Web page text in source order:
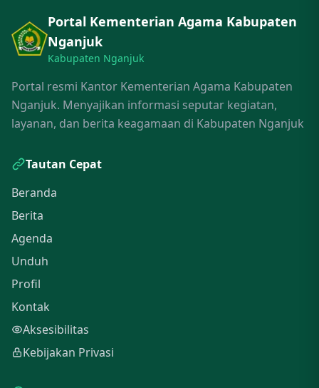
Portal Kementerian Agama Kabupaten
Nganjuk
Kabupaten Nganjuk
Portal resmi Kantor Kementerian Agama Kabupaten
Nganjuk. Menyajikan informasi seputar kegiatan,
layanan, dan berita keagamaan di Kabupaten Nganjuk
Tautan Cepat
Beranda
Berita
Agenda
Unduh
Profil
Kontak
Aksesibilitas
Kebijakan Privasi